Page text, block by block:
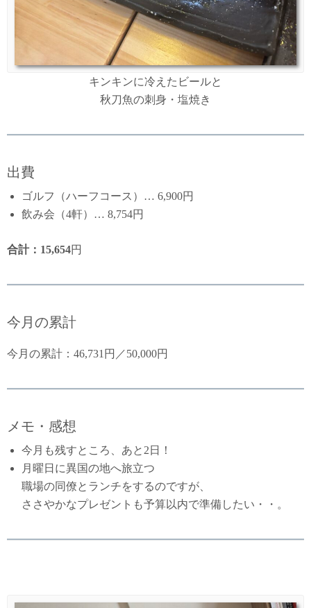
キンキンに冷えたビールと
秋刀魚の刺身・塩焼き
出費
ゴルフ（ハーフコース）… 6,900円
飲み会（4軒）… 8,754円
合計：15,654円
今月の累計
今月の累計：46,731円／50,000円
メモ・感想
今月も残すところ、あと2日！
月曜日に異国の地へ旅立つ
職場の同僚とランチをするのですが、
ささやかなプレゼントも予算以内で準備したい・・。